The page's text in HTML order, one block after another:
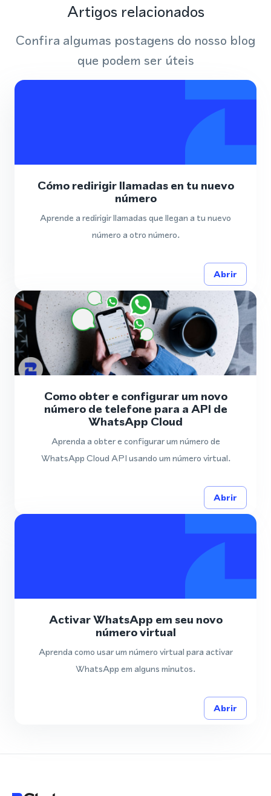
Artigos relacionados
Confira algumas postagens do nosso blog
que podem ser úteis
Cómo redirigir llamadas en tu nuevo
número
Aprende a redirigir llamadas que llegan a tu nuevo
número a otro número.
Abrir
Como obter e configurar um novo
número de telefone para a API de
WhatsApp Cloud
Aprenda a obter e configurar um número de
WhatsApp Cloud API usando um número virtual.
Abrir
Activar WhatsApp em seu novo
número virtual
Aprenda como usar um número virtual para activar
WhatsApp em alguns minutos.
Abrir